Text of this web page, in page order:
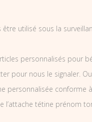
utilisé sous la
personnalisés pour
pour nous le signaler.
personnalisée
tétine prénom